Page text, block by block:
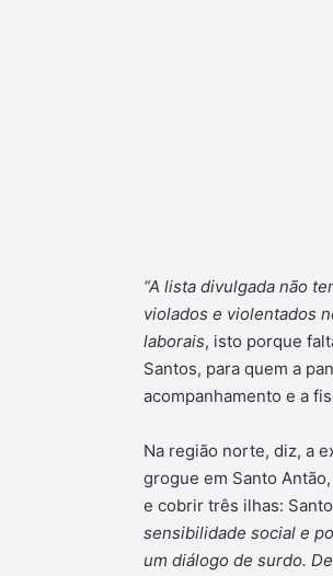
“A lista divulgada não
violados e violentados
laborais, isto porque
Santos, para quem a
acompanhamento e a
Na região norte, diz, a
grogue em Santo
e cobrir três ilhas:
sensibilidade social e
um diálogo de surdo.